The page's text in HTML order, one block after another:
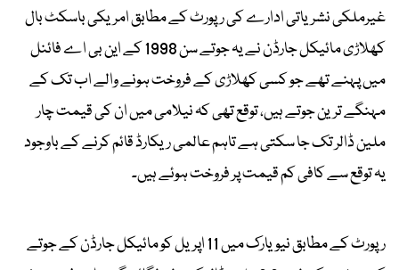
غیرملکی نشریاتی ادارے کی رپورٹ کے مطابق امریکی باسکٹ بال
کھلاڑی مائیکل جارڈن نے یہ جوتے سن 1998 کے این بی اے فائنل
میں پہنے تھے جو کسی کھلاڑی کے فروخت ہونے والے اب تک کے
مہنگے ترین جوتے ہیں، توقع تھی کہ نیلامی میں ان کی قیمت چار
ملین ڈالر تک جا سکتی ہے تاہم عالمی ریکارڈ قائم کرنے کے باوجود
یہ توقع سے کافی کم قیمت پر فروخت ہوئے ہیں۔
رپورٹ کے مطابق نیویارک میں 11 اپریل کو مائیکل جارڈن کے جوتے